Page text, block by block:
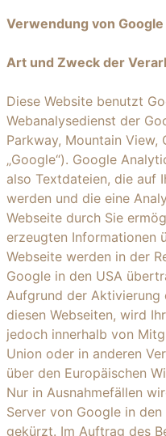
Verwendung von
Art und Zweck der
Diese Website benutzt
Webanalysedienst der
Parkway, Mountain
„Google“). Google
also Textdateien, die auf
werden und die eine
Webseite durch Sie
erzeugten Informationen
Webseite werden in der
Google in den USA
Aufgrund der Aktivierung
diesen Webseiten, wird
jedoch innerhalb von
Union oder in anderen
über den Europäischen
Nur in Ausnahmefällen
Server von Google in
gekürzt. Im Auftrag des